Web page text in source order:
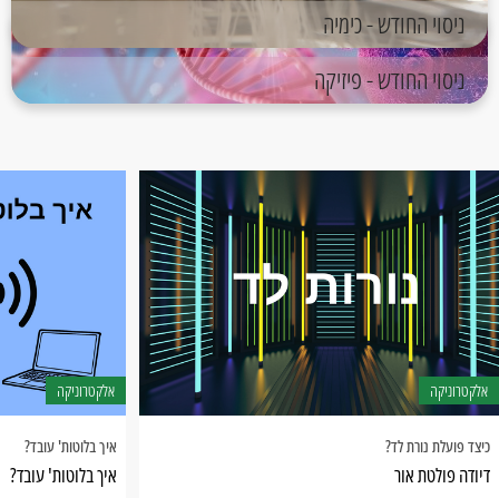
ניסוי החודש - כימיה
ניסוי החודש - פיזיקה
אלקטרוניקה
כיצד פועלת נורת לד?
דיודה פולטת אור
אלקטרוניקה
איך בלוטות' עובד?
איך בלוטות' עובד?